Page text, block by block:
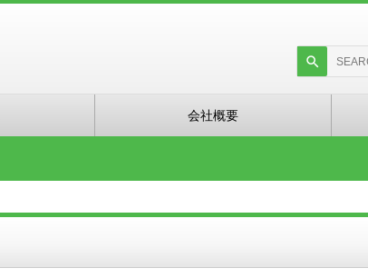
会社概要